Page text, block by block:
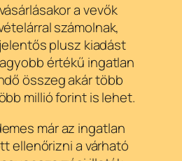
a vevők
számolnak,
plusz kiadást
értékű ingatlan
összeg akár több
millió forint is lehet.
már az ingatlan
ellenőrizni a várható